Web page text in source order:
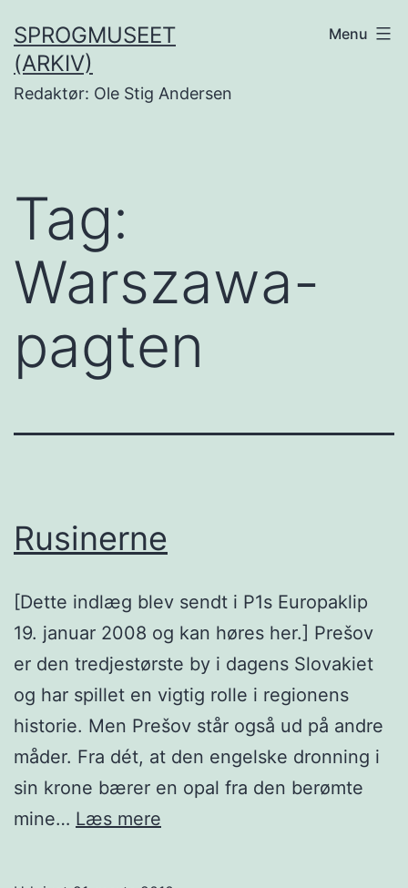
til
indhold
SPROGMUSEET
(ARKIV)
Redaktør: Ole Stig Andersen
Menu
Tag:
Warszawa-
pagten
Rusinerne
[Dette indlæg blev sendt i P1s Europaklip
19. januar 2008 og kan høres her.] Prešov
er den tredjestørste by i dagens Slovakiet
og har spillet en vigtig rolle i regionens
historie. Men Prešov står også ud på andre
måder. Fra dét, at den engelske dronning i
sin krone bærer en opal fra den berømte
mine… Læs mere